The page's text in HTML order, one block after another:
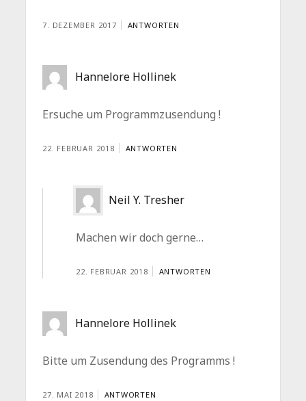
7. DEZEMBER 2017 ANTWORTEN
Hannelore Hollinek
Ersuche um Programmzusendung !
22. FEBRUAR 2018 ANTWORTEN
Neil Y. Tresher
Machen wir doch gerne…
22. FEBRUAR 2018 ANTWORTEN
Hannelore Hollinek
Bitte um Zusendung des Programms !
27. MAI 2018 ANTWORTEN